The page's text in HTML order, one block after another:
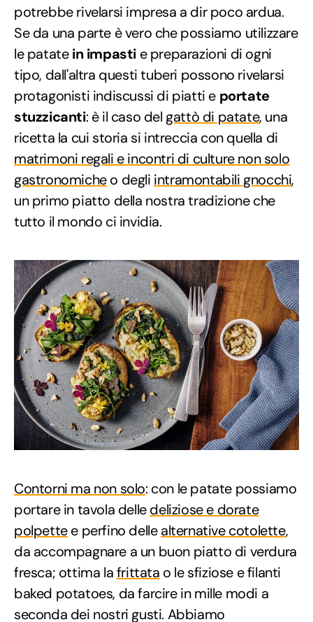
potrebbe rivelarsi impresa a dir poco ardua.
Se da una parte è vero che possiamo utilizzare
le patatein impasti e preparazioni di ogni
tipo, dall'altra questi tuberi possono rivelarsi
protagonisti indiscussi di piatti e portate
stuzzicanti: è il caso del gattò di patate, una
ricetta la cui storia si intreccia con quella di
matrimoni regali e incontri di culture non solo
gastronomicheo degli intramontabili gnocchi,
un primo piatto della nostra tradizione che
tutto il mondo ci invidia.
Contorni ma non solo: con le patate possiamo
portare in tavola delledeliziose e dorate
polpettee perfino dellealternative cotolette,
da accompagnare a un buon piatto di verdura
fresca; ottima lafrittata o le sfiziose e filanti
baked potatoes, da farcire in mille modi a
seconda dei nostri gusti. Abbiamo